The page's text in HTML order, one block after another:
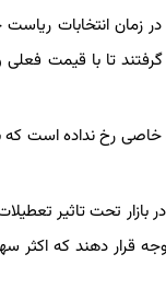
زمان انتخابات
گرفتند تا با
خاصی رخ نداده است که
تحت تاثیر
قرار دهند که